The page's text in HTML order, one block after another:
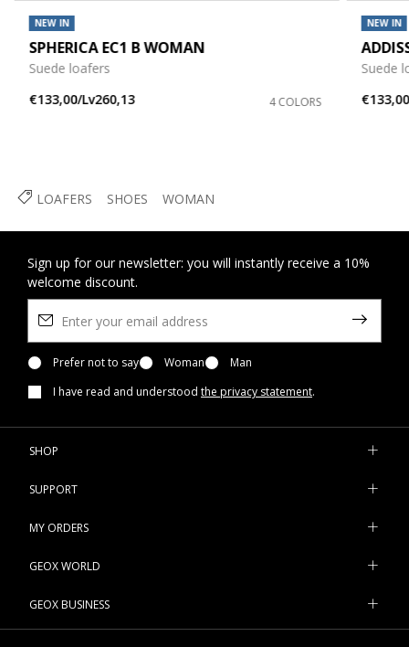
LOAFERS SHOES WOMAN
NEW IN
SPHERICA EC1 B WOMAN
Suede loafers
€133,00/Lv260,13
4 COLORS
NEW IN
Suede
Sign up for our newsletter: you will instantly receive a 10%
welcome discount.
Prefer not to say Woman
Man
I have read and understood the privacy statement.
SHOP
SUPPORT
MY ORDERS
GEOX WORLD
GEOX BUSINESS